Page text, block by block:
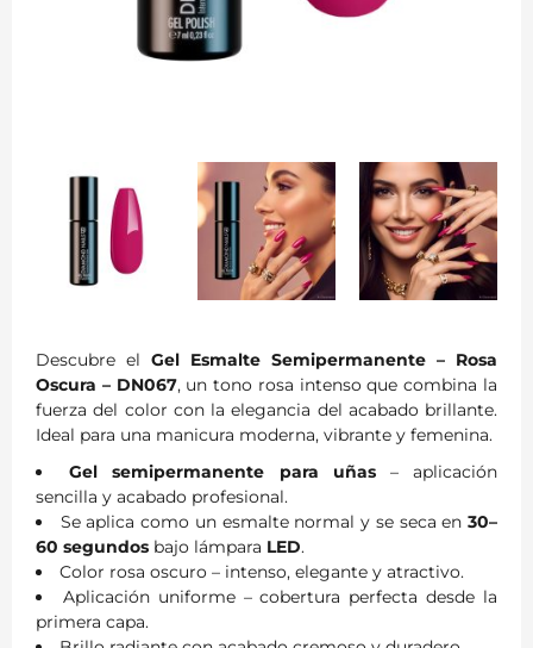
Descubre el Gel Esmalte Semipermanente – Rosa
Oscura – DN067, un tono rosa intenso que combina la
fuerza del color con la elegancia del acabado brillante.
Ideal para una manicura moderna, vibrante y femenina.
Gel semipermanente para uñas– aplicación
sencilla y acabado profesional.
Se aplica como un esmalte normal y se seca en30–
60 segundos bajo lámpara LED.
Color rosa oscuro – intenso, elegante y atractivo.
Aplicación uniforme – cobertura perfecta desde la
primera capa.